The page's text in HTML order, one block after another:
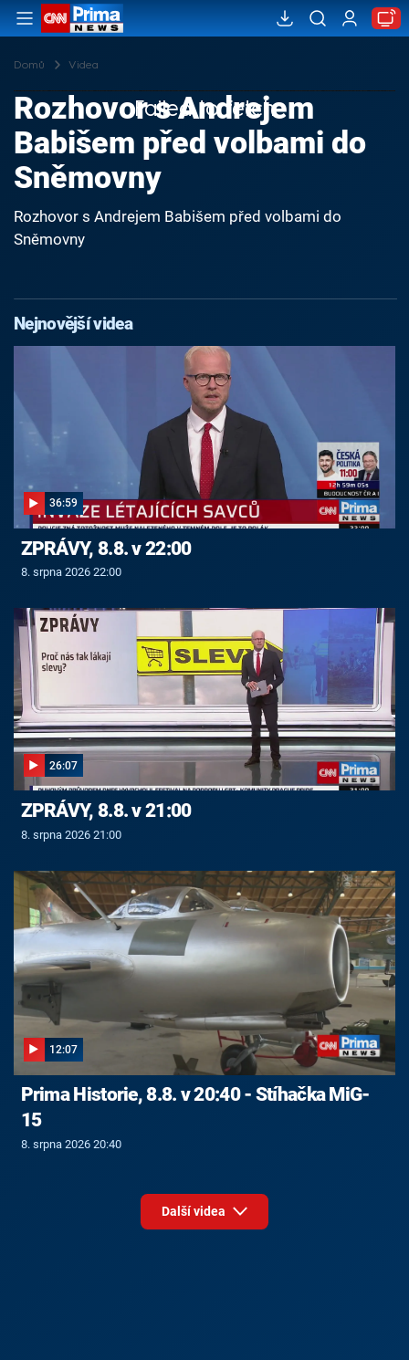
Domů Videa
Failed to fetch
Rozhovor s Andrejem
Babišem před volbami do
Sněmovny
Rozhovor s Andrejem Babišem před volbami do
Sněmovny
Nejnovější videa
36:59
ZPRÁVY, 8.8. v 22:00
8. srpna 2026 22:00
26:07
ZPRÁVY, 8.8. v 21:00
8. srpna 2026 21:00
12:07
Prima Historie, 8.8. v 20:40 - Stíhačka MiG-
15
8. srpna 2026 20:40
Další videa